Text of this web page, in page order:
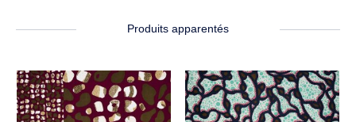
Produits apparentés